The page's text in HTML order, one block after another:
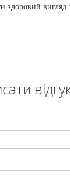
здоровий вигляд